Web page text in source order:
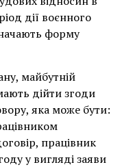
дії воєнного
форму
майбутній
дійти згоди
яка може бути:
працівник
у вигляді заяви